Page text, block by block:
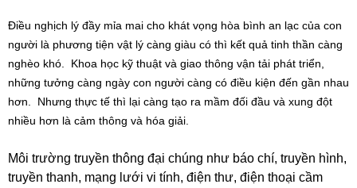
Điều nghịch lý đầy mỉa mai cho khát vọng hòa bình an lạc của con
người là phương tiện vật lý càng giàu có thì kết quả tinh thần càng
nghèo khó. Khoa học kỹ thuật và giao thông vận tải phát triển,
những tưởng càng ngày con người càng có điều kiện đến gần nhau
hơn. Nhưng thực tế thì lại càng tạo ra mầm đối đầu và xung đột
nhiều hơn là cảm thông và hóa giải.
Môi trường truyền thông đại chúng như báo chí, truyền hình,
truyền thanh, mạng lưới vi tính, điện thư, điện thoại cầm